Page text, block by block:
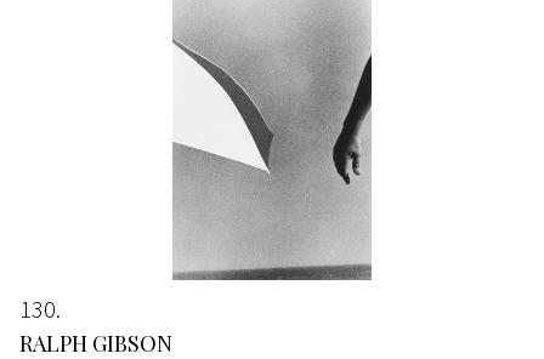
130
RALPH GIBSON